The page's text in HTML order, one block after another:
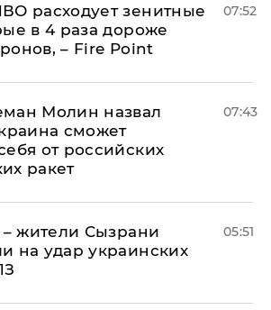
расходует зенитные
в 4 раза дороже
– Fire Point
07:52
Молин назвал
сможет
от российских
ракет
07:43
– жители Сызрани
на удар украинских
05:51